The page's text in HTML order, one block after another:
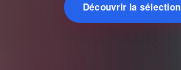
Découvrir la sélection